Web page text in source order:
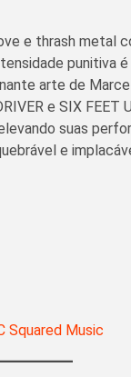
e thrash metal
arte de
e SIX
suas
e
Squared Music